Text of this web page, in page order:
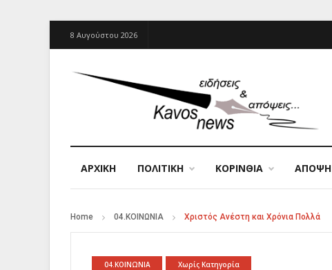
8 Αυγούστου 2026
ΑΡΧΙΚΉ ΠΟΛΙΤΙΚΗ ΚΟΡΙΝΘΙΑ ΑΠΟΨΗ
Home 04.ΚΟΙΝΩΝΙΑ Χριστός Ανέστη και Χρόνια Πολλά
04.ΚΟΙΝΩΝΙΑ Χωρίς Κατηγορία